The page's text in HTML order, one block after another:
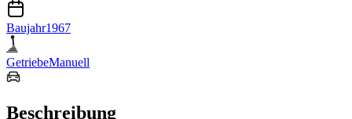
Baujahr1967
GetriebeManuell
Beschreibung